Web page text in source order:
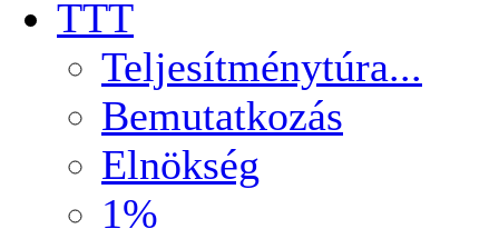
TTT
Teljesítménytúra...
Bemutatkozás
Elnökség
1%